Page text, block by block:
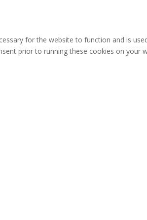
for the website to function and is
prior to running these cookies on your